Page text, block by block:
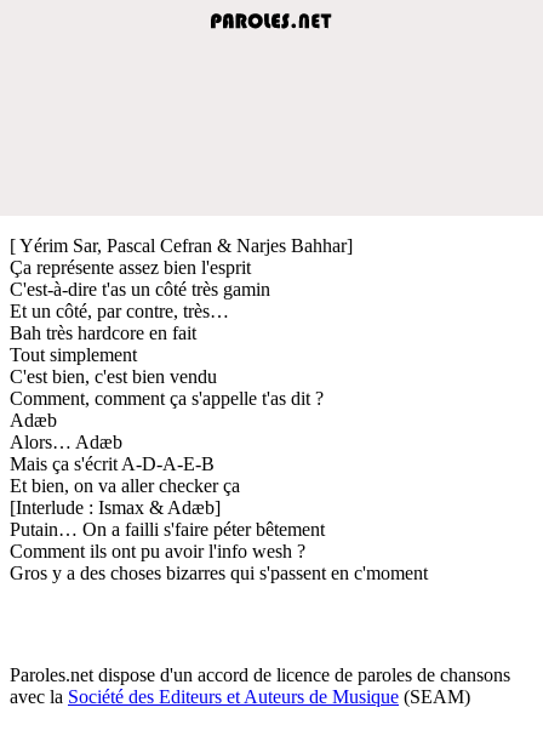
[ Yérim Sar, Pascal Cefran & Narjes Bahhar]
Ça représente assez bien l'esprit
C'est-à-dire t'as un côté très gamin
Et un côté, par contre, très…
Bah très hardcore en fait
Tout simplement
C'est bien, c'est bien vendu
Comment, comment ça s'appelle t'as dit ?
Adæb
Alors… Adæb
Mais ça s'écrit A-D-A-E-B
Et bien, on va aller checker ça
[Interlude : Ismax & Adæb]
Putain… On a failli s'faire péter bêtement
Comment ils ont pu avoir l'info wesh ?
Gros y a des choses bizarres qui s'passent en c'moment
Paroles.net dispose d'un accord de licence de paroles de chansons
avec la Société des Editeurs et Auteurs de Musique (SEAM)